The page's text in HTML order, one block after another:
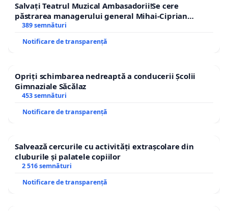
Salvați Teatrul Muzical Ambasadorii!Se cere
păstrarea managerului general Mihai-Ciprian
ROGOJAN
389 semnături
Notificare de transparență
Opriți schimbarea nedreaptă a conducerii Școlii
Gimnaziale Săcălaz
453 semnături
Notificare de transparență
Salvează cercurile cu activități extrașcolare din
cluburile și palatele copiilor
2 516 semnături
Notificare de transparență